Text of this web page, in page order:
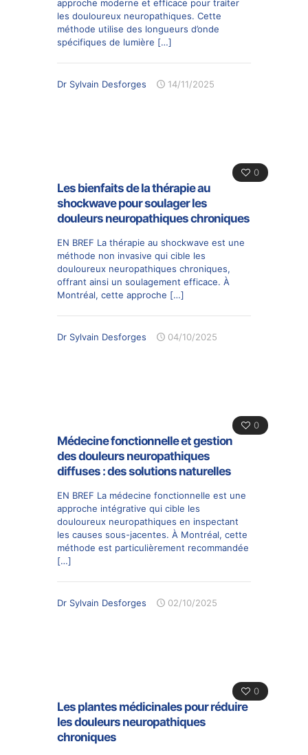
approche moderne et efficace pour traiter
les douloureux neuropathiques. Cette
méthode utilise des longueurs d’onde
spécifiques de lumière […]
Dr Sylvain Desforges 14/11/2025
0
Les bienfaits de la thérapie au
shockwave pour soulager les
douleurs neuropathiques chroniques
EN BREF La thérapie au shockwave est une
méthode non invasive qui cible les
douloureux neuropathiques chroniques,
offrant ainsi un soulagement efficace. À
Montréal, cette approche […]
Dr Sylvain Desforges 04/10/2025
0
Médecine fonctionnelle et gestion
des douleurs neuropathiques
diffuses : des solutions naturelles
EN BREF La médecine fonctionnelle est une
approche intégrative qui cible les
douloureux neuropathiques en inspectant
les causes sous-jacentes. À Montréal, cette
méthode est particulièrement recommandée
[…]
Dr Sylvain Desforges 02/10/2025
0
Les plantes médicinales pour réduire
les douleurs neuropathiques
chroniques